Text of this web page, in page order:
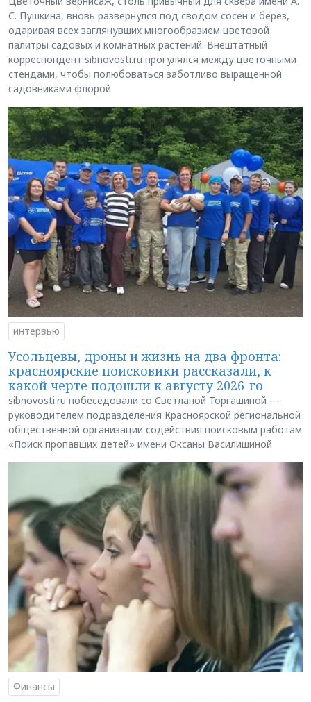
С. Пушкина, вновь развернулся под сводом сосен и берёз,
одаривая всех заглянувших многообразием цветовой
палитры садовых и комнатных растений. Внештатный
корреспондент sibnovosti.ru прогулялся между цветочными
стендами, чтобы полюбоваться заботливо выращенной
садовниками флорой
интервью
Усольцевы, дроны и жизнь на два фронта:
красноярские поисковики рассказали, к
какой черте подошли к августу 2026-го
sibnovosti.ru побеседовали со Светланой Торгашиной —
руководителем подразделения Красноярской региональной
общественной организации содействия поисковым работам
«Поиск пропавших детей» имени Оксаны Василишиной
Финансы